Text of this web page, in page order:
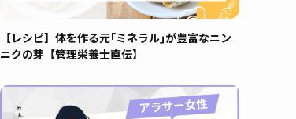
【レシピ】体を作る元｢ミネラル｣が豊富なニン
ニクの芽【管理栄養士直伝】